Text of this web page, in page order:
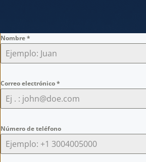
Nombre*
Correo electrónico*
Número de teléfono